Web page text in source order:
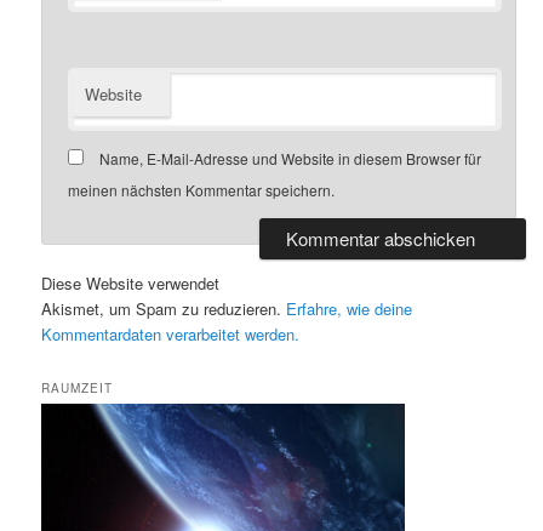
Website
Name, E-Mail-Adresse und Website in diesem Browser für
meinen nächsten Kommentar speichern.
Diese Website verwendet
Akismet, um Spam zu reduzieren. Erfahre, wie deine
Kommentardaten verarbeitet werden.
RAUMZEIT